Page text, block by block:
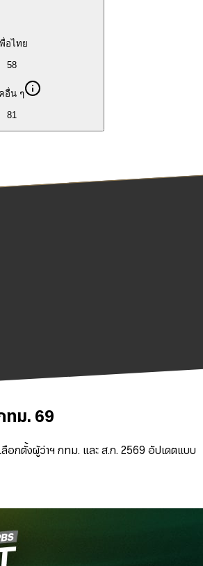
พื่อไทย
58
อื่น ๆ
81
ทม. 69
อกตั้งผู้ว่าฯ กทม. และ ส.ก. 2569 อัปเดตแบบ